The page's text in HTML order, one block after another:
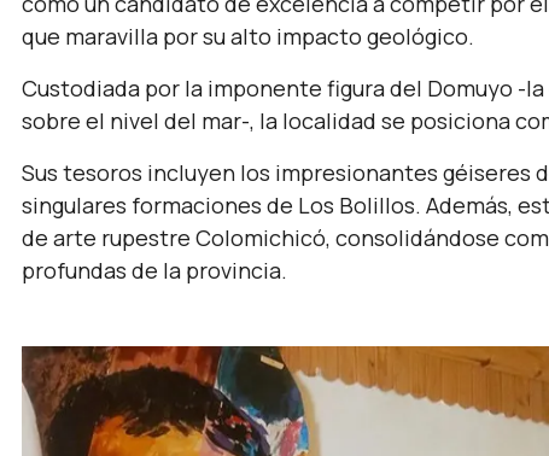
que maravilla por su alto impacto geológico.
Custodiada por la imponente figura del Domuyo -
sobre el nivel del mar-, la localidad se posiciona
Sus tesoros incluyen los impresionantes géiseres
singulares formaciones de Los Bolillos. Además,
de arte rupestre Colomichicó, consolidándose
profundas de la provincia.